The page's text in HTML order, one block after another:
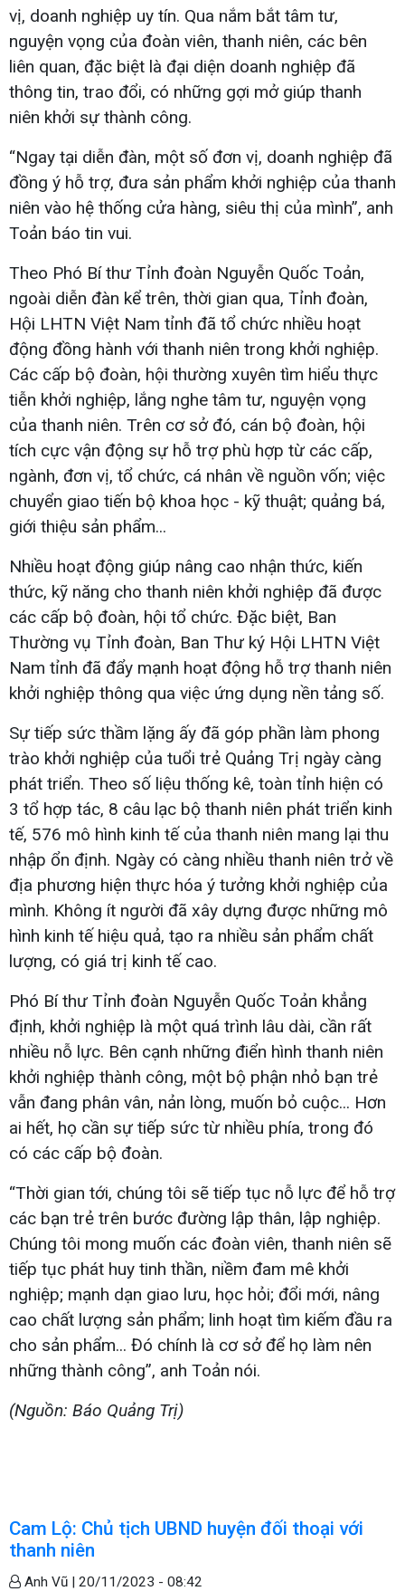
vị, doanh nghiệp uy tín. Qua nắm bắt tâm tư,
nguyện vọng của đoàn viên, thanh niên, các bên
liên quan, đặc biệt là đại diện doanh nghiệp đã
thông tin, trao đổi, có những gợi mở giúp thanh
niên khởi sự thành công.
“Ngay tại diễn đàn, một số đơn vị, doanh nghiệp đã
đồng ý hỗ trợ, đưa sản phẩm khởi nghiệp của thanh
niên vào hệ thống cửa hàng, siêu thị của mình”, anh
Toản báo tin vui.
Theo Phó Bí thư Tỉnh đoàn Nguyễn Quốc Toản,
ngoài diễn đàn kể trên, thời gian qua, Tỉnh đoàn,
Hội LHTN Việt Nam tỉnh đã tổ chức nhiều hoạt
động đồng hành với thanh niên trong khởi nghiệp.
Các cấp bộ đoàn, hội thường xuyên tìm hiểu thực
tiễn khởi nghiệp, lắng nghe tâm tư, nguyện vọng
của thanh niên. Trên cơ sở đó, cán bộ đoàn, hội
tích cực vận động sự hỗ trợ phù hợp từ các cấp,
ngành, đơn vị, tổ chức, cá nhân về nguồn vốn; việc
chuyển giao tiến bộ khoa học - kỹ thuật; quảng bá,
giới thiệu sản phẩm...
Nhiều hoạt động giúp nâng cao nhận thức, kiến
thức, kỹ năng cho thanh niên khởi nghiệp đã được
các cấp bộ đoàn, hội tổ chức. Đặc biệt, Ban
Thường vụ Tỉnh đoàn, Ban Thư ký Hội LHTN Việt
Nam tỉnh đã đẩy mạnh hoạt động hỗ trợ thanh niên
khởi nghiệp thông qua việc ứng dụng nền tảng số.
Sự tiếp sức thầm lặng ấy đã góp phần làm phong
trào khởi nghiệp của tuổi trẻ Quảng Trị ngày càng
phát triển. Theo số liệu thống kê, toàn tỉnh hiện có
3 tổ hợp tác, 8 câu lạc bộ thanh niên phát triển kinh
tế, 576 mô hình kinh tế của thanh niên mang lại thu
nhập ổn định. Ngày có càng nhiều thanh niên trở về
địa phương hiện thực hóa ý tưởng khởi nghiệp của
mình. Không ít người đã xây dựng được những mô
hình kinh tế hiệu quả, tạo ra nhiều sản phẩm chất
lượng, có giá trị kinh tế cao.
Phó Bí thư Tỉnh đoàn Nguyễn Quốc Toản khẳng
định, khởi nghiệp là một quá trình lâu dài, cần rất
nhiều nỗ lực. Bên cạnh những điển hình thanh niên
khởi nghiệp thành công, một bộ phận nhỏ bạn trẻ
vẫn đang phân vân, nản lòng, muốn bỏ cuộc... Hơn
ai hết, họ cần sự tiếp sức từ nhiều phía, trong đó
có các cấp bộ đoàn.
“Thời gian tới, chúng tôi sẽ tiếp tục nỗ lực để hỗ trợ
các bạn trẻ trên bước đường lập thân, lập nghiệp.
Chúng tôi mong muốn các đoàn viên, thanh niên sẽ
tiếp tục phát huy tinh thần, niềm đam mê khởi
nghiệp; mạnh dạn giao lưu, học hỏi; đổi mới, nâng
cao chất lượng sản phẩm; linh hoạt tìm kiếm đầu ra
cho sản phẩm... Đó chính là cơ sở để họ làm nên
những thành công”, anh Toản nói.
(Nguồn: Báo Quảng Trị)
Cam Lộ: Chủ tịch UBND huyện đối thoại với
thanh niên
Anh Vũ | 20/11/2023 - 08:42